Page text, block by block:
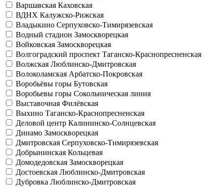
Варшавская Каховская
ВДНХ Калужско-Рижская
Владыкино Серпуховско-Тимирязевская
Водный стадион Замоскворецкая
Войковская Замоскворецкая
Волгоградский проспект Таганско-Краснопресненская
Волжская Люблинско-Дмитровская
Волоколамская Арбатско-Покровская
Воробьёвы горы Бутовская
Воробьевы горы Сокольническая линия
Выставочная Филёвская
Выхино Таганско-Краснопресненская
Деловой центр Калининско-Солнцевская
Динамо Замоскворецкая
Дмитровская Серпуховско-Тимирязевская
Добрынинская Кольцевая
Домодедовская Замоскворецкая
Достоевская Люблинско-Дмитровская
Дубровка Люблинско-Дмитровская